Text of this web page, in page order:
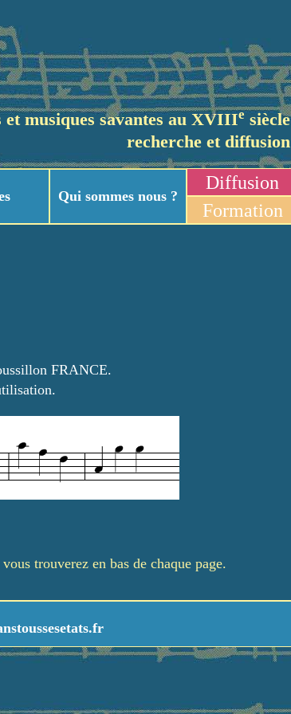
musiques savantes au XVIIIesiècle
recherche et diffusion
Qui sommes nous ?
Diffusion
Formation
FRANCE.
trouverez en bas de chaque page.